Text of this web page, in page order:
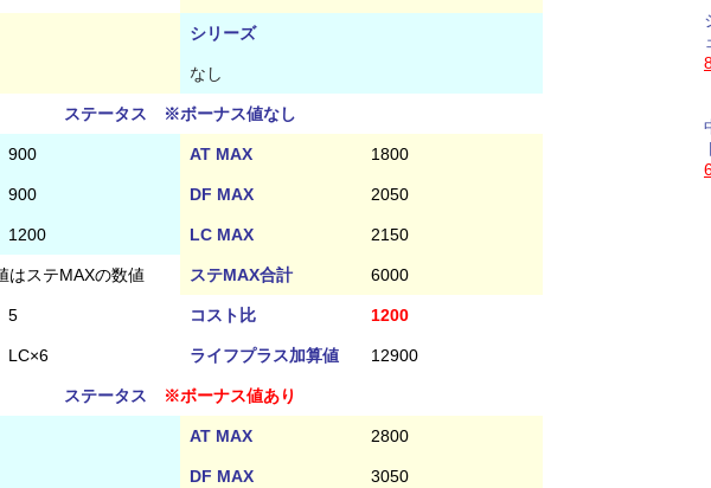
シリーズ
なし
ステータス ※ボーナス値なし
900 AT MAX 1800
900 DF MAX 2050
1200 LC MAX 2150
はステMAXの数値 ステMAX合計 6000
5 コスト比 1200
LC×6 ライフプラス加算値 12900
ステータス ※ボーナス値あり
AT MAX 2800
DF MAX 3050